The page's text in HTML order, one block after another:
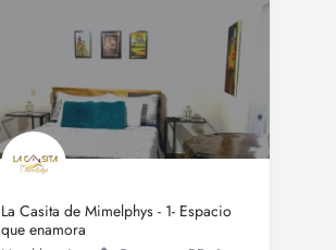
La Casita de Mimelphys - 1- Espacio
que enamora